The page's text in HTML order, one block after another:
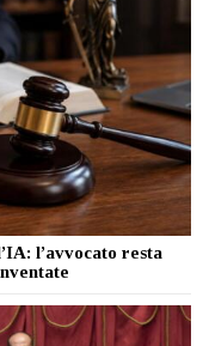
l’avvocato resta